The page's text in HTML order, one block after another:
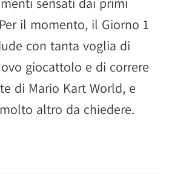
il momento, il Giorno 1
con tanta voglia di
giocattolo e di correre
di Mario Kart World, e
altro da chiedere.